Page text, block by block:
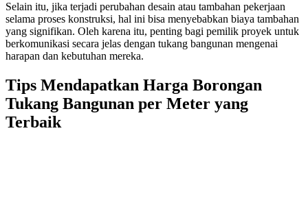
Selain itu, jika terjadi perubahan desain atau tambahan pekerjaan
selama proses konstruksi, hal ini bisa menyebabkan biaya tambahan
yang signifikan. Oleh karena itu, penting bagi pemilik proyek untuk
berkomunikasi secara jelas dengan tukang bangunan mengenai
harapan dan kebutuhan mereka.
Tips Mendapatkan Harga Borongan
Tukang Bangunan per Meter yang
Terbaik